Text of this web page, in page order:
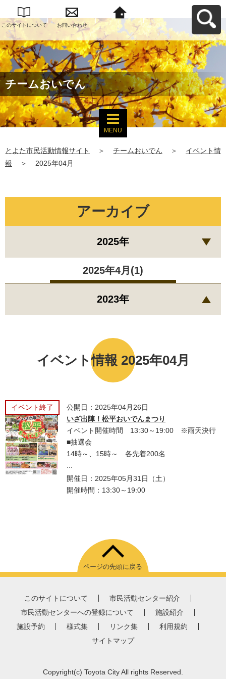
このサイトについて お問い合わせ
とよた市民活動情報
サイトへ戻る
チームおいでん
MENU
とよた市民活動情報サイト ＞ チームおいでん ＞
イベント情
報
＞ 2025年04月
イベント情報 2025年04月
イベント終了
公開日：2025年04月26日
いざ出陣！松平おいでんまつり
イベント開催時間 13:30～19:00 ※雨天決行
■抽選会
14時～、15時～ 各先着200名
開催日：2025年05月31日（土）
開催時間：13:30～19:00
アーカイブ
2025年
2025年4月(1)
2023年
ページの先頭に戻る
このサイトについて
市民活動センター紹介
市民活動センターへの登録について
施設紹介
施設予約
様式集 リンク集
利用規約
サイトマップ
Copyright(c) Toyota City All rights Reserved.